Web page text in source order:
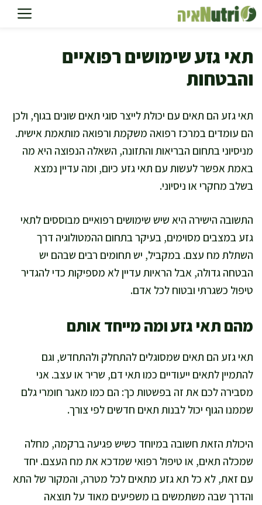
לדלג
לתוכן
תאי גזע שימושים רפואיים
והבטחות
תאי גזע הם תאים עם יכולת לייצר סוגי תאים שונים בגוף, ולכן
הם עומדים במרכז רפואה משקמת ורפואה מותאמת אישית.
מניסיוני בתחום הבריאות והתזונה, השאלה הנפוצה היא מה
באמת אפשר לעשות עם תאי גזע כיום, ומה עדיין נמצא
בשלב מחקרי או ניסיוני.
התשובה הישירה היא שיש שימושים רפואיים מבוססים לתאי
גזע במצבים מסוימים, בעיקר בתחום ההמטולוגיה דרך
השתלת מח עצם. במקביל, יש תחומים רבים שבהם יש
הבטחה גדולה, אבל הראיות עדיין לא מספיקות כדי להגדיר
טיפול כשגרתי ובטוח לכל אדם.
מהם תאי גזע ומה מייחד אותם
תאי גזע הם תאים שמסוגלים להתחלק ולהתחדש, וגם
להתמיין לתאים ייעודיים כמו תאי דם, שריר או עצב. אני
מסבירה לכם את זה בפשטות כך: הם כמו מאגר חומרי גלם
שממנו הגוף יכול לבנות תאים חדשים לפי צורך.
היכולת הזאת חשובה במיוחד כשיש פגיעה ברקמה, מחלה
שמכלה תאים, או טיפול רפואי שמדכא את מח העצם. יחד
עם זאת, לא כל תא גזע מתאים לכל מטרה, והמקור של התא
והדרך שבה משתמשים בו משפיעים מאוד על תוצאה